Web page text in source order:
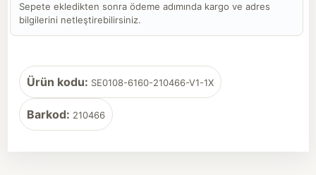
Sepete ekledikten sonra ödeme adımında kargo ve adres
bilgilerini netleştirebilirsiniz.
Ürün kodu: SE0108-6160-210466-V1-1X
Barkod: 210466